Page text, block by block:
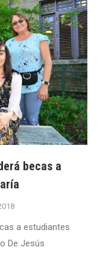
becas a
a estudiantes
De Jesús